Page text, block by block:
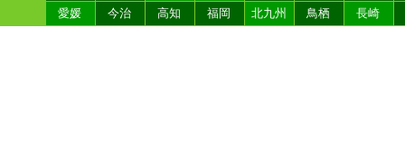
愛媛
今治 高知 福岡 北九州 鳥栖 長崎